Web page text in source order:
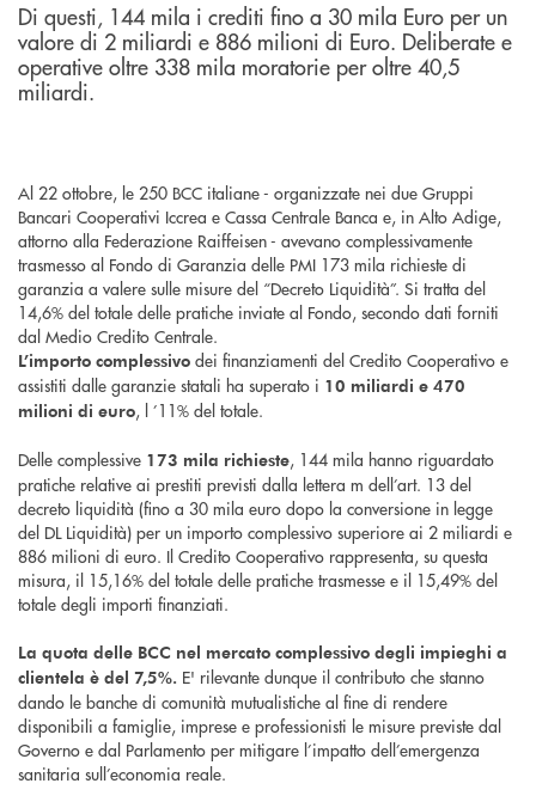
Di questi, 144 mila i crediti fino a 30 mila Euro per un
valore di 2 miliardi e 886 milioni di Euro. Deliberate e
operative oltre 338 mila moratorie per oltre 40,5
miliardi.
Al 22 ottobre, le 250 BCC italiane - organizzate nei due Gruppi
Bancari Cooperativi Iccrea e Cassa Centrale Banca e, in Alto Adige,
attorno alla Federazione Raiffeisen - avevano complessivamente
trasmesso al Fondo di Garanzia delle PMI 173 mila richieste di
garanzia a valere sulle misure del “Decreto Liquidità”. Si tratta del
14,6% del totale delle pratiche inviate al Fondo, secondo dati forniti
dal Medio Credito Centrale.
L’importo complessivo dei finanziamenti del Credito Cooperativo e
assistiti dalle garanzie statali ha superato i 10 miliardi e 470
milioni di euro, l ’11% del totale.
Delle complessive 173 mila richieste, 144 mila hanno riguardato
pratiche relative ai prestiti previsti dalla lettera m dell’art. 13 del
decreto liquidità (fino a 30 mila euro dopo la conversione in legge
del DL Liquidità) per un importo complessivo superiore ai 2 miliardi e
886 milioni di euro. Il Credito Cooperativo rappresenta, su questa
misura, il 15,16% del totale delle pratiche trasmesse e il 15,49% del
totale degli importi finanziati.
La quota delle BCC nel mercato complessivo degli impieghi a
clientela è del 7,5%. E' rilevante dunque il contributo che stanno
dando le banche di comunità mutualistiche al fine di rendere
disponibili a famiglie, imprese e professionisti le misure previste dal
Governo e dal Parlamento per mitigare l’impatto dell’emergenza
sanitaria sull’economia reale.